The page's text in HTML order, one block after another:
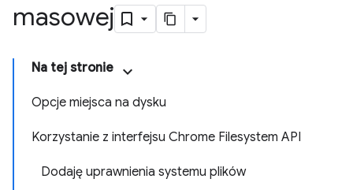
masowej
Na tej stronie
Opcje miejsca na dysku
Korzystanie z interfejsu Chrome Filesystem API
Dodaję uprawnienia systemu plików